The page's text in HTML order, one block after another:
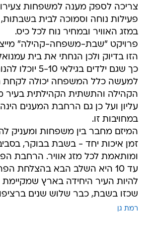
צריכה לספק מענה למשפחות
פעילות נוחה וסמוכה לבית
במזג האוויר ובמחיר נוח לכל כיס.
פרויקט "שבת-משפחה-קהילה"
הזו בדיוק ולכן הנחתי את בית
כך שגם ילדים
למעשה כלל המשפחה יכולה לקחת
הקהילה והתשתית הקהילתית בעיר
עליון ועל כן גם הרחבת המענים
במחויבות זו.
המיזם מחבר בין משפחות ומעניק
זמן איכות יחד - בשבת בבוקר,
עד 10 היא השלב הבא בהצלחת
להיות העיר היחידה בארץ
שכזו בשבת, כבר שלוש שנים
רמת גן